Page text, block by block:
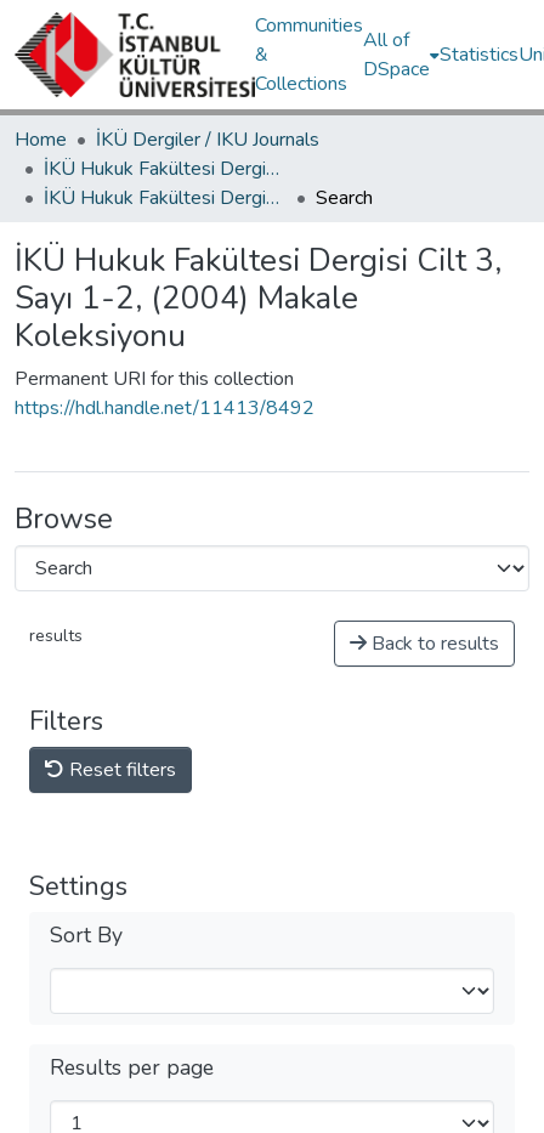
Communities
&
Collections
All of
DSpace
Statistics
Home
İKÜ Dergiler / IKU Journals
İKÜ Hukuk Fakültesi Dergisi / Journal of Istanbul Kultur University Faculty of Law
İKÜ Hukuk Fakültesi Dergisi Cilt 3, Sayı 1-2, (2004) Makale Koleksiyonu
Search
İKÜ Hukuk Fakültesi Dergisi Cilt 3,
Sayı 1-2, (2004) Makale
Koleksiyonu
Permanent URI for this collection
https://hdl.handle.net/11413/8492
Browse
results Back to results
Filters
Reset filters
Settings
Sort By
Results per page